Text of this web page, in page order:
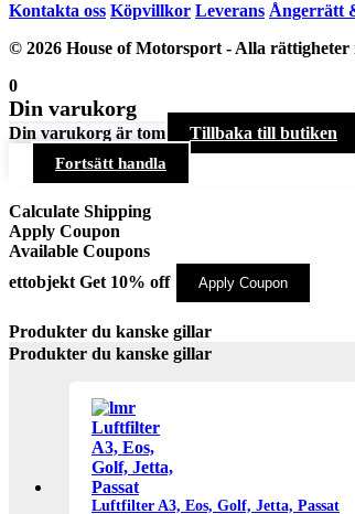
Kontakta oss Köpvillkor Leverans Ångerrätt
© 2026 House of Motorsport - Alla rättigheter
0
Din varukorg
Din varukorg är tom Tillbaka till butiken
Fortsätt handla
Calculate Shipping
Apply Coupon
Available Coupons
ettobjekt Get 10% off Apply Coupon
Produkter du kanske gillar
Produkter du kanske gillar
Luftfilter A3, Eos, Golf, Jetta, Passat